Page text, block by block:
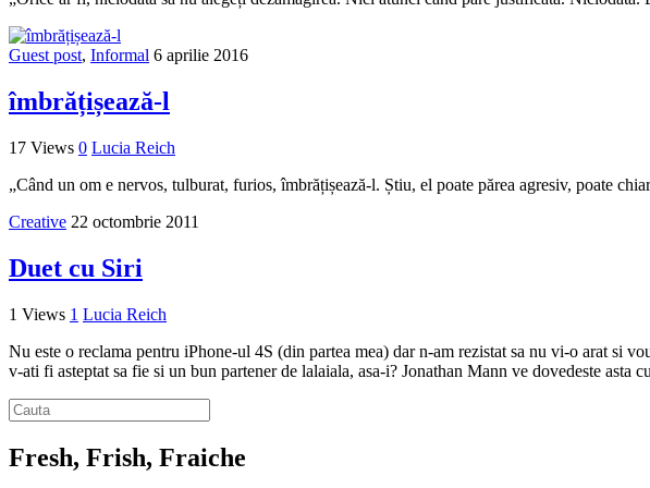
Guest post, Informal 6 aprilie 2016
îmbrățișează-l
17 Views 0 Lucia Reich
„Când un om e nervos, tulburat, furios, îmbrățișează-l. Știu, el poate părea agresiv, poate
Creative 22 octombrie 2011
Duet cu Siri
1 Views 1 Lucia Reich
Nu este o reclama pentru iPhone-ul 4S (din partea mea) dar n-am rezistat sa nu vi-o arat si
v-ati fi asteptat sa fie si un bun partener de lalaiala, asa-i? Jonathan Mann ve dovedeste asta
Fresh, Frish, Fraiche